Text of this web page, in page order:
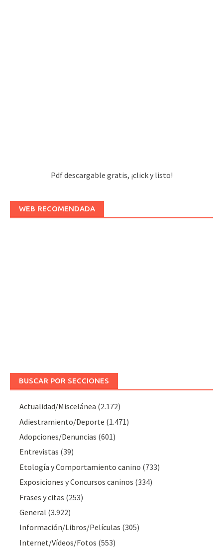
Pdf descargable gratis, ¡click y listo!
WEB RECOMENDADA
BUSCAR POR SECCIONES
Actualidad/Miscelánea (2.172)
Adiestramiento/Deporte (1.471)
Adopciones/Denuncias (601)
Entrevistas (39)
Etología y Comportamiento canino (733)
Exposiciones y Concursos caninos (334)
Frases y citas (253)
General (3.922)
Información/Libros/Películas (305)
Internet/Vídeos/Fotos (553)